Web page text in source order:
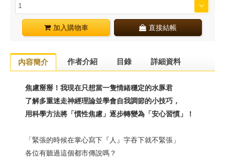
加入購物車 直接結帳
內容簡介 作者介紹 目錄 詳細資料
焦慮掰掰！我現在只想當一隻情緒穩定的水豚君
了解多重迷走神經理論並學會自我調節的小技巧，
用科學方法將「慣性焦慮」逐步轉變為「安心習慣」！
「緊張的時候在掌心寫下『人』字吞下就不緊張」
各位有聽過這個都市傳說嗎？